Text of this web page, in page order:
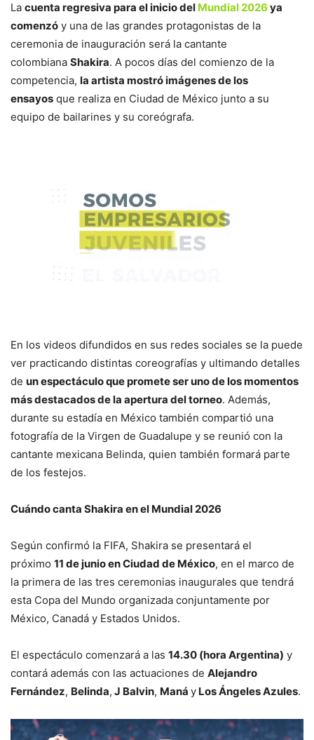
La cuenta regresiva para el inicio del Mundial 2026 ya
comenzó y una de las grandes protagonistas de la
ceremonia de inauguración será la cantante
colombiana Shakira. A pocos días del comienzo de la
competencia, la artista mostró imágenes de los
ensayos que realiza en Ciudad de México junto a su
equipo de bailarines y su coreógrafa.
En los videos difundidos en sus redes sociales se la puede
ver practicando distintas coreografías y ultimando detalles
de un espectáculo que promete ser uno de los momentos
más destacados de la apertura del torneo. Además,
durante su estadía en México también compartió una
fotografía de la Virgen de Guadalupe y se reunió con la
cantante mexicana Belinda, quien también formará parte
de los festejos.
Cuándo canta Shakira en el Mundial 2026
Según confirmó la FIFA, Shakira se presentará el
próximo 11 de junio en Ciudad de México, en el marco de
la primera de las tres ceremonias inaugurales que tendrá
esta Copa del Mundo organizada conjuntamente por
México, Canadá y Estados Unidos.
El espectáculo comenzará a las 14.30 (hora Argentina) y
contará además con las actuaciones de Alejandro
Fernández, Belinda, J Balvin, Maná y Los Ángeles Azules.